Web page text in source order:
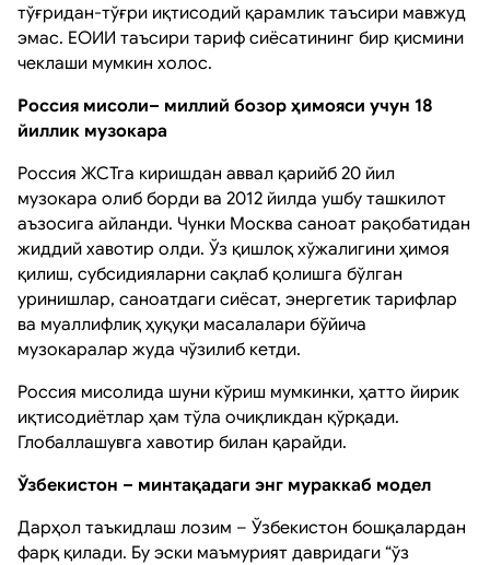
тўғридан-тўғри иқтисодий қарамлик таъсири мавжуд
эмас. ЕОИИ таъсири тариф сиёсатининг бир қисмини
чеклаши мумкин холос.
Россия мисоли– миллий бозор ҳимояси учун 18
йиллик музокара
Россия ЖСТга киришдан аввал қарийб 20 йил
музокара олиб борди ва 2012 йилда ушбу ташкилот
аъзосига айланди. Чунки Москва саноат рақобатидан
жиддий хавотир олди. Ўз қишлоқ хўжалигини ҳимоя
қилиш, субсидияларни сақлаб қолишга бўлган
уринишлар, саноатдаги сиёсат, энергетик тарифлар
ва муаллифлиқ ҳуқуқи масалалари бўйича
музокаралар жуда чўзилиб кетди.
Россия мисолида шуни кўриш мумкинки, ҳатто йирик
иқтисодиётлар ҳам тўла очиқликдан қўрқади.
Глобаллашувга хавотир билан қарайди.
Ўзбекистон – минтақадаги энг мураккаб модел
Дарҳол таъкидлаш лозим – Ўзбекистон бошқалардан
фарқ қилади. Бу эски маъмурият давридаги “ўз